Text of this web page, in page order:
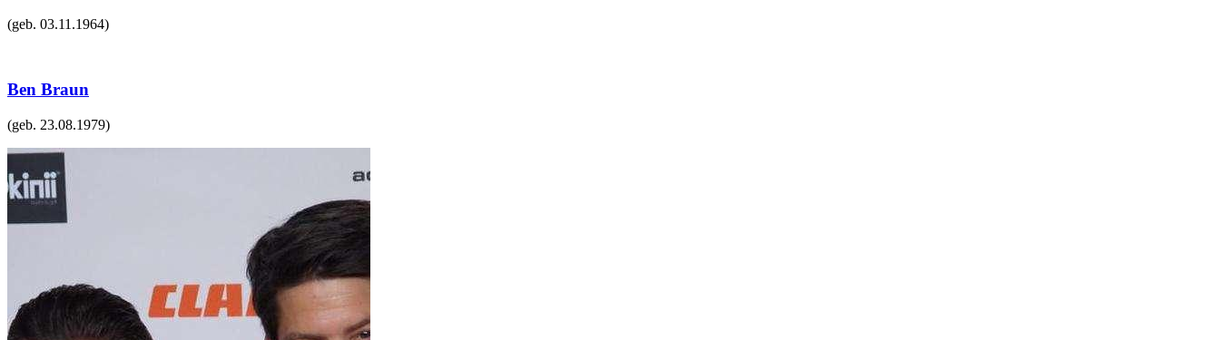
(geb. 03.11.1964)
Ben Braun
(geb. 23.08.1979)